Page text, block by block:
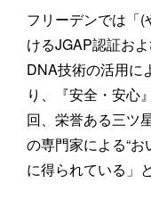
フリーデンでは「
けるJGAP認証お
DNA技術の活用に
り、『安全・安心
回、栄誉ある三ツ
の専門家による“
に得られている」